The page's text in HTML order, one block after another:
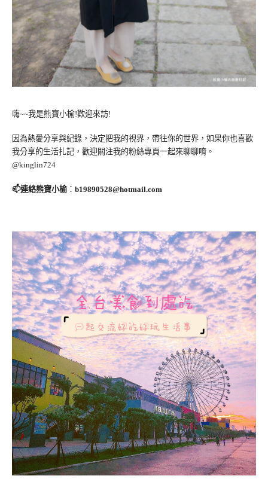
嗨~~我是熊寶小榆!歡迎來訪!
因為熱愛分享與紀錄，決定把我的視界，帶往你的世界，如果你也喜歡
我分享的生活扎記，歡迎關注我的粉絲專頁一起來聊聊唷。
@kinglin724
📫連絡熊寶小榆： b19890528@hotmail.com